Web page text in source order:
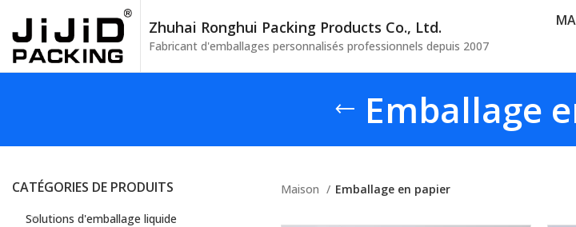
Zhuhai Ronghui Packing Products Co., Ltd.
Fabricant d'emballages personnalisés professionnels depuis 2007
Emballage
CATÉGORIES DE PRODUITS
Solutions d'emballage liquide
Maison Emballage en papier